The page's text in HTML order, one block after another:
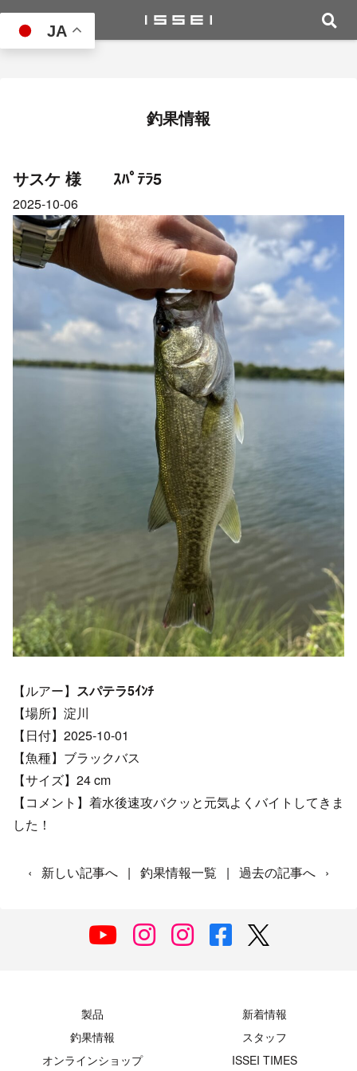
JA
釣果情報
サスケ 様 ｽﾊﾟﾃﾗ5
2025-10-06
【ルアー】 スパテラ5ｲﾝﾁ
【場所】淀川
【日付】2025-10-01
【魚種】ブラックバス
【サイズ】24 cm
【コメント】着水後速攻バクッと元気よくバイトしてきま
した！
‹ 新しい記事へ | 釣果情報一覧 | 過去の記事へ ›
製品
新着情報
釣果情報
スタッフ
オンラインショップ
ISSEI TIMES